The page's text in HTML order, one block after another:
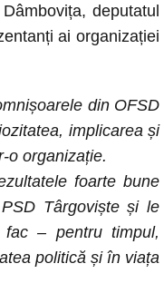
deputatul
ai organizației
din OFSD
implicarea și
o organizație.
foarte bune
Târgoviște și le
– pentru timpul,
politică și în viața